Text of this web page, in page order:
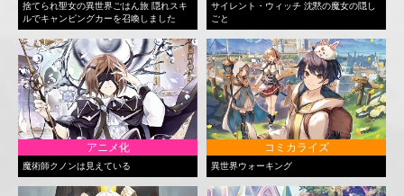
捨てられ聖女の異世界ごはん旅 隠れスキ
ルでキャンピングカーを召喚しました
サイレント・ウィッチ 沈黙の魔女の隠し
ごと
アニメ化
魔術師クノンは見えている
コミカライズ
異世界ウォーキング